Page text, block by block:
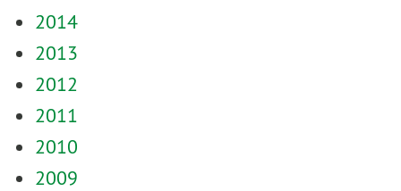
2014
2013
2012
2011
2010
2009